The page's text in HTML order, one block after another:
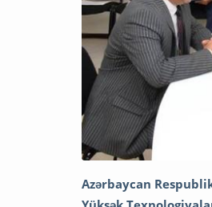
Azərbaycan